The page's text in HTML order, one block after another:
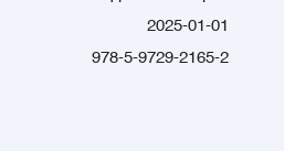
2025-01-01
978-5-9729-2165-2